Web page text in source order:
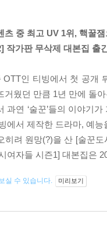
츠 중 최고 UV 1위, 핵꿀
작가판 무삭제 대본집 출
OTT인 티빙에서 첫 공개
거웠던 만큼 1년 만에 돌
과연 ‘술꾼’들의 이야기
에서 제작한 드라마, 예
히려 원망(?)을 산 [술꾼
여자들 시즌1] 대본집은
실 수 있습니다. 미리보기